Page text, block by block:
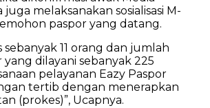
melaksanakan sosialisasi M-
paspor yang datang.
11 orang dan jumlah
dilayani sebanyak 225
pelayanan Eazy Paspor
tertib dengan menerapkan
(prokes)”, Ucapnya.